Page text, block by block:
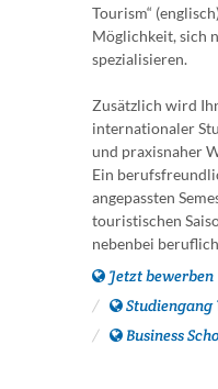
Tourism“
Möglichkeit, sich
spezialisieren.
Zusätzlich wird
internationaler
und praxisnaher
Ein
angepassten
touristischen
nebenbei
Jetzt bewerben
Studiengang
Business